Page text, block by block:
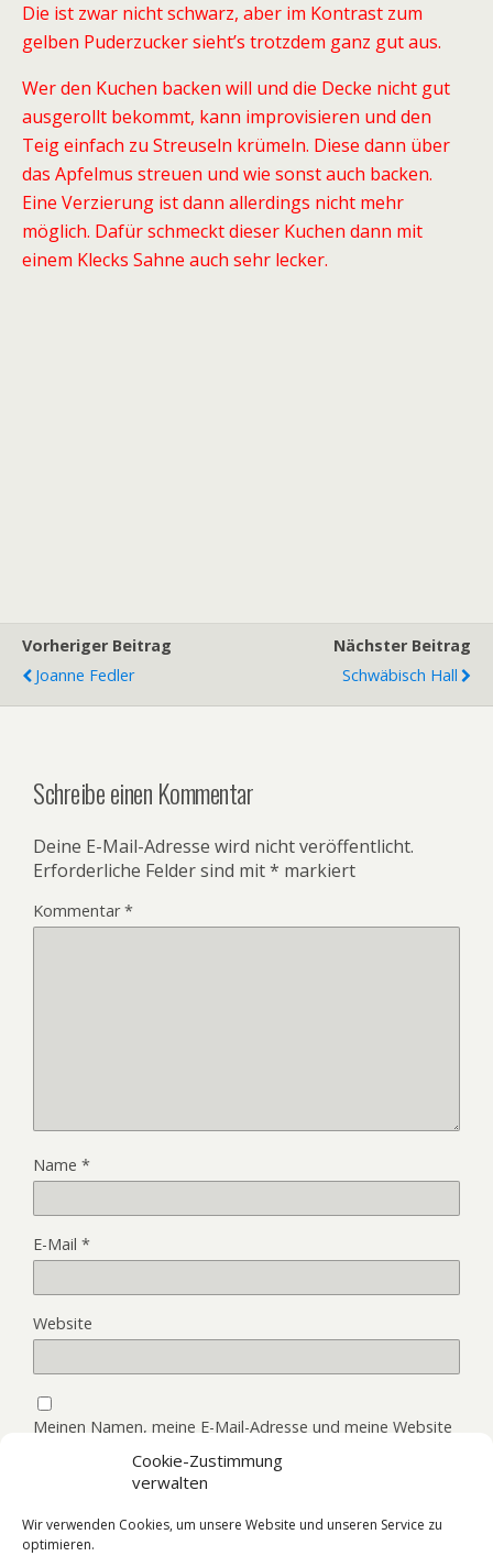
Cookie-Zustimmung
verwalten
Wir verwenden Cookies, um unsere Website und unseren Service zu
optimieren.
Die ist zwar nicht schwarz, aber im Kontrast zum
gelben Puderzucker sieht’s trotzdem ganz gut aus.
Wer den Kuchen backen will und die Decke nicht gut
ausgerollt bekommt, kann improvisieren und den
Teig einfach zu Streuseln krümeln. Diese dann über
das Apfelmus streuen und wie sonst auch backen.
Eine Verzierung ist dann allerdings nicht mehr
möglich. Dafür schmeckt dieser Kuchen dann mit
einem Klecks Sahne auch sehr lecker.
Vorheriger Beitrag
Joanne Fedler
Nächster Beitrag
Schwäbisch Hall
Schreibe einen Kommentar
Deine E-Mail-Adresse wird nicht veröffentlicht.
Erforderliche Felder sind mit* markiert
Kommentar*
Name *
E-Mail *
Website
Meinen Namen, meine E-Mail-Adresse und meine Website